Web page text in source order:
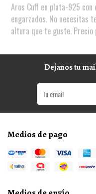
Aros Cuff en plata-925
engarzados. No necesitas
altura que te guste. Precio
Dejanos tu
Medios de pago